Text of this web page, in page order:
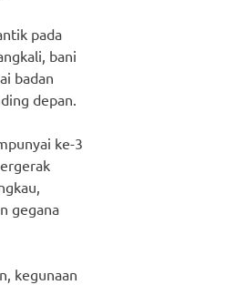
pada
bani
badan
depan.
ke-3
gegana
kegunaan